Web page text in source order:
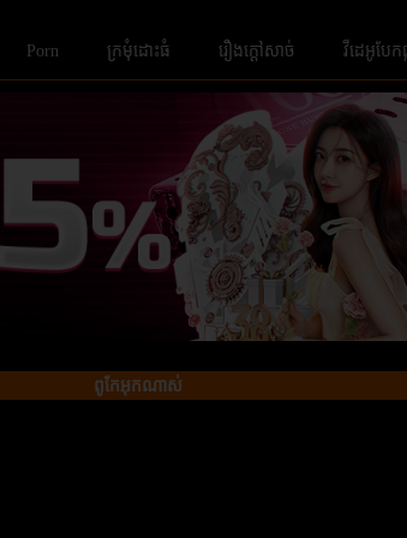
Porn ក្រមំុដោះធំ រឿងក្ដៅសាច់ វីដេអូបែក
ពូកែអុកណាស់